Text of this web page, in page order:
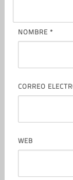
NOMBRE *
CORREO
WEB